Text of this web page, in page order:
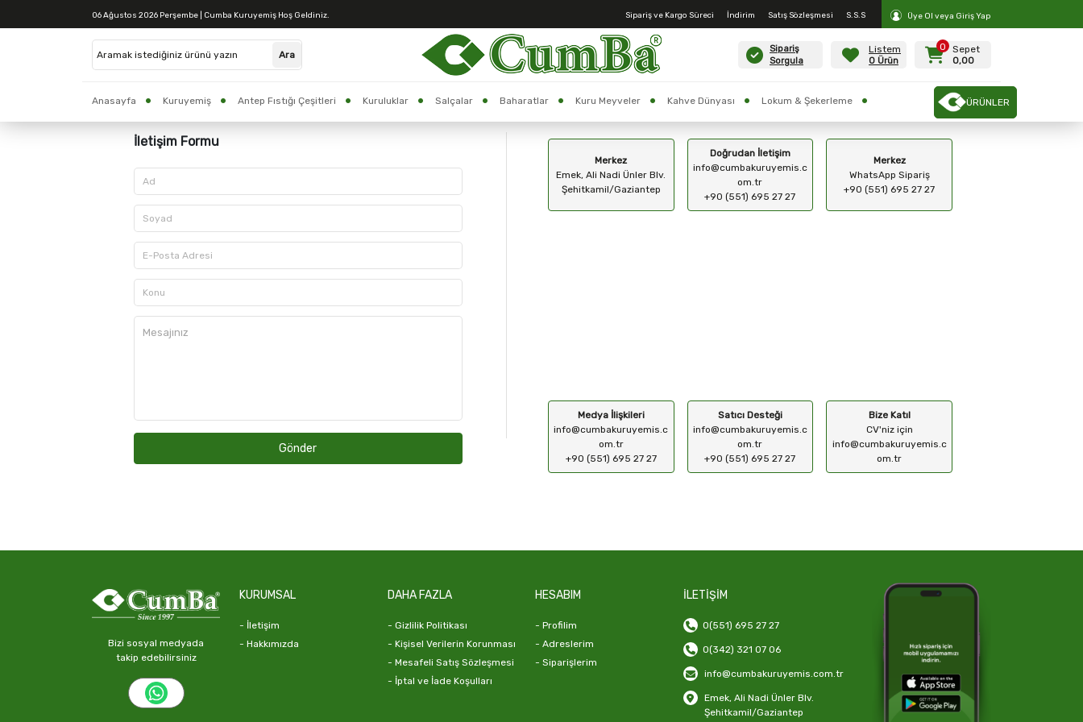
06 Ağustos 2026 Perşembe | Cumba Kuruyemiş Hoş Geldiniz. S.S.S
Satış Sözleşmesi
İndirim
Sipariş ve Kargo Süreci Üye Ol veya Giriş Yap
Sipariş
Sorgula
Listem
0 Ürün
Sepet
0,00
0
Anasayfa Kuruyemiş Antep Fıstığı Çeşitleri Kuruluklar Salçalar Baharatlar Kuru Meyveler Kahve Dünyası Lokum & Şekerleme ÜRÜNLER
İletişim Formu
Gönder
Merkez
Emek, Ali Nadi Ünler Blv.
Şehitkamil/Gaziantep
Doğrudan İletişim
info@cumbakuruyemis.c
om.tr
+90 (551) 695 27 27
Merkez
WhatsApp Sipariş
+90 (551) 695 27 27
Medya İlişkileri
info@cumbakuruyemis.c
om.tr
+90 (551) 695 27 27
Satıcı Desteği
info@cumbakuruyemis.c
om.tr
+90 (551) 695 27 27
Bize Katıl
CV'niz için
info@cumbakuruyemis.c
om.tr
Bizi sosyal medyada
takip edebilirsiniz
KURUMSAL
- İletişim
- Hakkımızda
DAHA FAZLA
- Gizlilik Politikası
- Kişisel Verilerin Korunması
- Mesafeli Satış Sözleşmesi
- İptal ve İade Koşulları
HESABIM
- Profilim
- Adreslerim
- Siparişlerim
İLETİŞİM
0(551) 695 27 27
0(342) 321 07 06
info@cumbakuruyemis.com.tr
Emek, Ali Nadi Ünler Blv.
Şehitkamil/Gaziantep